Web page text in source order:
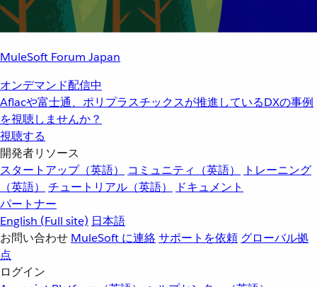
MuleSoft Forum Japan
オンデマンド配信中
Aflacや富士通、ポリプラスチックスが推進しているDXの事例
を視聴しませんか？
視聴する
開発者リソース
スタートアップ（英語）
コミュニティ（英語）
トレーニング
（英語）
チュートリアル（英語）
ドキュメント
パートナー
English (Full site) 日本語
お問い合わせ MuleSoft に連絡サポートを依頼 グローバル拠
点
ログイン